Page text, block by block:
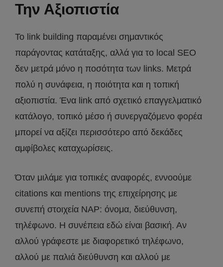
Την Αξιοπιστία
Το link building παραμένει σημαντικός
παράγοντας κατάταξης, αλλά για το local SEO
δεν μετρά μόνο η ποσότητα των links. Μετρά
πολύ η συνάφεια, η ποιότητα και η τοπική
αξιοπιστία. Ένα link από σχετικό επαγγελματικό
κατάλογο, τοπικό μέσο ή συνεργαζόμενο φορέα
μπορεί να αξίζει περισσότερο από δεκάδες
αμφίβολες καταχωρίσεις.
Όταν μιλάμε για τοπικές αναφορές, εννοούμε
citations και mentions της επιχείρησης με
συνεπή στοιχεία NAP: όνομα, διεύθυνση,
τηλέφωνο. Η συνέπεια εδώ είναι βασική. Αν
αλλού γράφεστε με διαφορετικό τηλέφωνο,
αλλού με παλιά διεύθυνση και αλλού με